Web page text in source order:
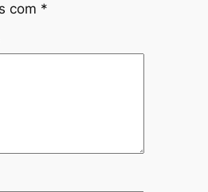
com *